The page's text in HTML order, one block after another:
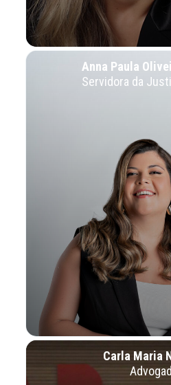
Anna Paula
Servidora da
Carla Maria